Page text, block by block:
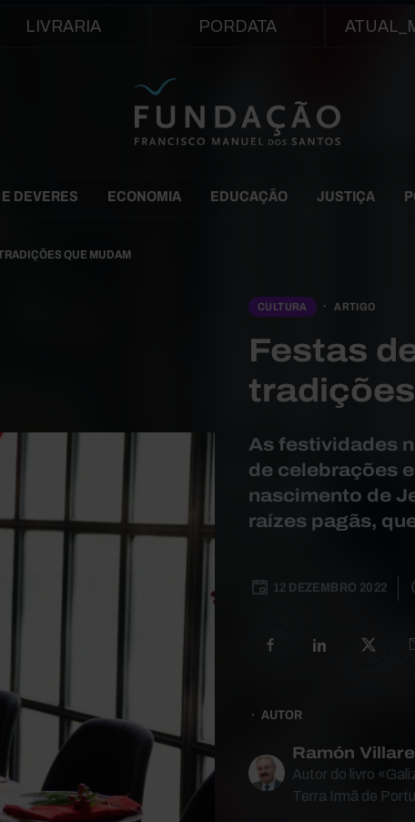
LIVRARIA PORDATA
DEVERES ECONOMIA EDUCAÇÃO JUSTIÇA
QUE MUDAM
CULTURA ARTIGO
Festas
As festividades
de celebrações
nascimento de
raízes pagãs,
12 DEZEMBRO 2022
AUTOR
Ramón
Autor do livro
Terra Irmã de